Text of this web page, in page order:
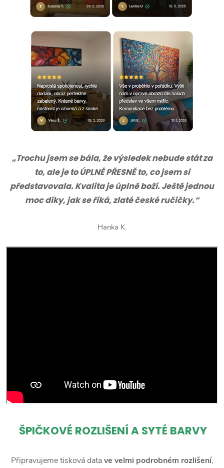
„Trochu jsem se bála, že výsledek nebude stát za
to, ale je to ÚPLNĚ PŘESNĚ to, co jsem si
představovala. Kvalita je úplně boží. Ještě jednou
moc díky, jak se říká, zlaté české ručičky.“
Hanka K.
ŠPIČKOVÉ ROZLIŠENÍ A SYTÉ BARVY
Připravujeme tisková datave velmi podrobném rozlišení,